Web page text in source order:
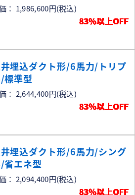
： 1,986,600円(税込)
83％以上OFF
埋込ダクト形/6馬力/トリプ
標準型
： 2,644,400円(税込)
83％以上OFF
埋込ダクト形/6馬力/シング
省エネ型
： 2,094,400円(税込)
83％以上OFF